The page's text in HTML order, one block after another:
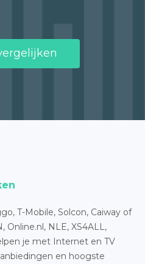
T-Mobile, Solcon, Caiway of
Online.nl, NLE, XS4ALL,
je met Internet en TV
en hoogste